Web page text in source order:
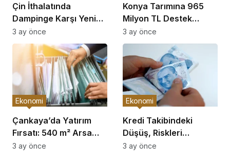
Çin İthalatında
Dampinge Karşı Yeni
Önlemler!
3 ay önce
Konya Tarımına 965
Milyon TL Destek
Açıklaması
3 ay önce
Çankaya’da Yatırım
Fırsatı: 540 m² Arsa
Satışı
Ekonomi
3 ay önce
Kredi Takibindeki
Düşüş, Riskleri
Artırıyor!
Ekonomi
3 ay önce